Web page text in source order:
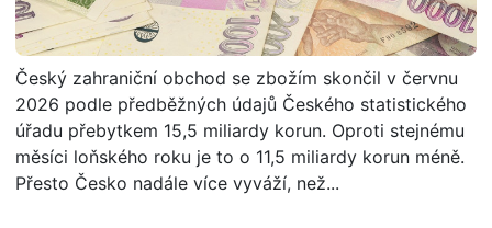
Český zahraniční obchod se zbožím skončil v červnu
2026 podle předběžných údajů Českého statistického
úřadu přebytkem 15,5 miliardy korun. Oproti stejnému
měsíci loňského roku je to o 11,5 miliardy korun méně.
Přesto Česko nadále více vyváží, než...